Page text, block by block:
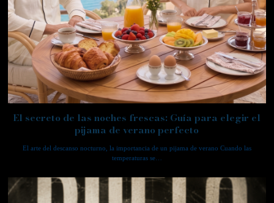
El secreto de las noches frescas: Guía para elegir el
pijama de verano perfecto
El arte del descanso nocturno, la importancia de un pijama de verano Cuando las
temperaturas se…